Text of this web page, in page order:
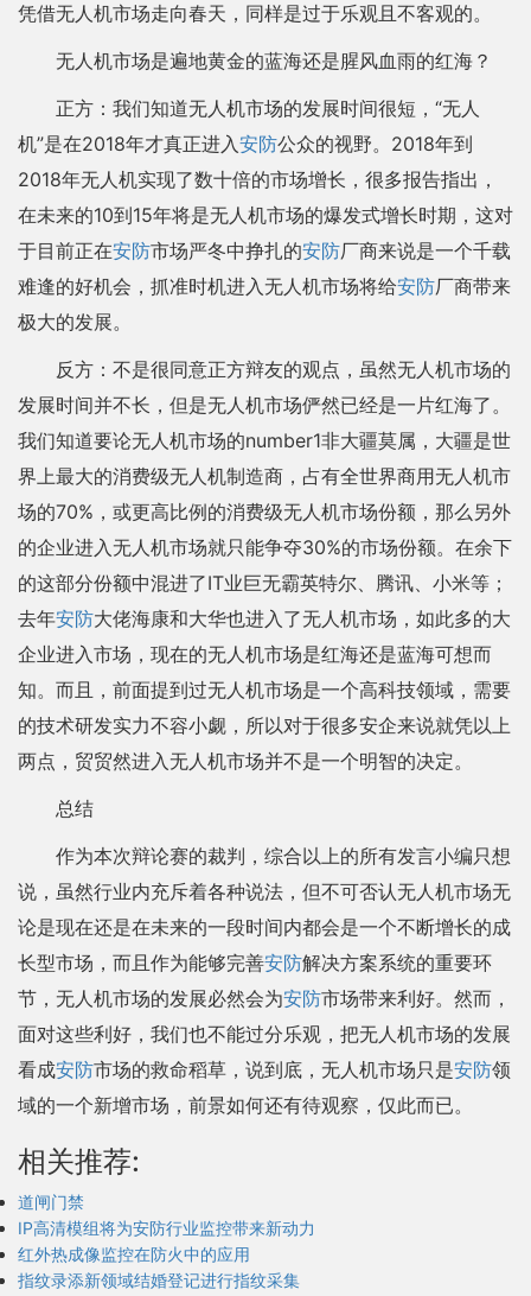
凭借无人机市场走向春天，同样是过于乐观且不客观的。
无人机市场是遍地黄金的蓝海还是腥风血雨的红海？
正方：我们知道无人机市场的发展时间很短，“无人
机”是在2018年才真正进入安防公众的视野。2018年到
2018年无人机实现了数十倍的市场增长，很多报告指出，
在未来的10到15年将是无人机市场的爆发式增长时期，这对
于目前正在安防市场严冬中挣扎的安防厂商来说是一个千载
难逢的好机会，抓准时机进入无人机市场将给安防厂商带来
极大的发展。
反方：不是很同意正方辩友的观点，虽然无人机市场的
发展时间并不长，但是无人机市场俨然已经是一片红海了。
我们知道要论无人机市场的number1非大疆莫属，大疆是世
界上最大的消费级无人机制造商，占有全世界商用无人机市
场的70%，或更高比例的消费级无人机市场份额，那么另外
的企业进入无人机市场就只能争夺30%的市场份额。在余下
的这部分份额中混进了IT业巨无霸英特尔、腾讯、小米等；
去年安防大佬海康和大华也进入了无人机市场，如此多的大
企业进入市场，现在的无人机市场是红海还是蓝海可想而
知。而且，前面提到过无人机市场是一个高科技领域，需要
的技术研发实力不容小觑，所以对于很多安企来说就凭以上
两点，贸贸然进入无人机市场并不是一个明智的决定。
总结
作为本次辩论赛的裁判，综合以上的所有发言小编只想
说，虽然行业内充斥着各种说法，但不可否认无人机市场无
论是现在还是在未来的一段时间内都会是一个不断增长的成
长型市场，而且作为能够完善安防解决方案系统的重要环
节，无人机市场的发展必然会为安防市场带来利好。然而，
面对这些利好，我们也不能过分乐观，把无人机市场的发展
看成安防市场的救命稻草，说到底，无人机市场只是安防领
域的一个新增市场，前景如何还有待观察，仅此而已。
相关推荐:
道闸门禁
IP高清模组将为安防行业监控带来新动力
红外热成像监控在防火中的应用
指纹录添新领域结婚登记进行指纹采集